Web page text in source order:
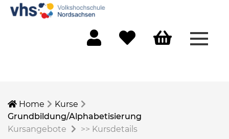
Home
Kurse
Grundbildung/Alphabetisierung
Kursangebote
>> Kursdetails